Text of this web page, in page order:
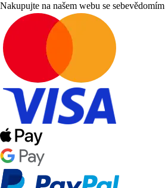
Nakupujte na našem webu se sebevědomím